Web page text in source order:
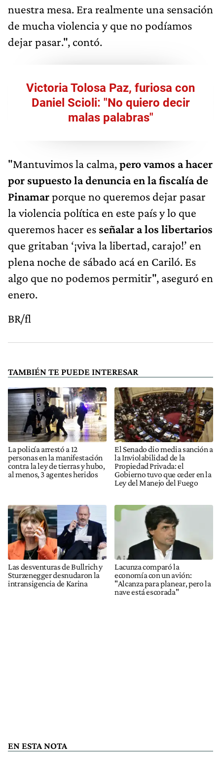
nuestra mesa. Era realmente una sensación
de mucha violencia y que no podíamos
dejar pasar.", contó.
Victoria Tolosa Paz, furiosa con
Daniel Scioli: "No quiero decir
malas palabras"
"Mantuvimos la calma,pero vamos a hacer
por supuesto la denuncia en la fiscalía de
Pinamarporque no queremos dejar pasar
la violencia política en este país y lo que
queremos hacer es señalar a los libertarios
que gritaban ‘¡viva la libertad, carajo!’ en
plena noche de sábado acá en Cariló. Es
algo que no podemos permitir", aseguró en
enero.
BR/fl
TAMBIÉN TE PUEDE INTERESAR
La policía arrestó a 12
personas en la manifestación
contra la ley de tierras y hubo,
al menos, 3 agentes heridos
El Senado dio media sanción a
la Inviolabilidad de la
Propiedad Privada: el
Gobierno tuvo que ceder en la
Ley del Manejo del Fuego
Las desventuras de Bullrich y
Sturzenegger desnudaron la
intransigencia de Karina
Lacunza comparó la
economía con un avión:
"Alcanza para planear, pero la
nave está escorada"
EN ESTA NOTA